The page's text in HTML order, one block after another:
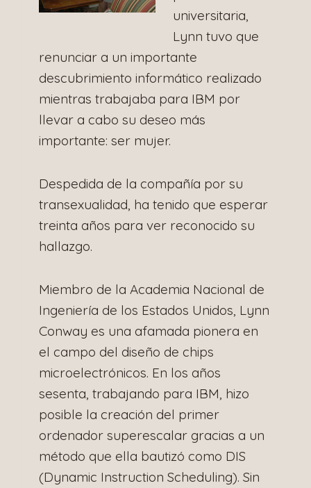
universitaria,
Lynn tuvo que
renunciar a un importante
descubrimiento informático realizado
mientras trabajaba para IBM por
llevar a cabo su deseo más
importante: ser mujer.
Despedida de la compañía por su
transexualidad, ha tenido que esperar
treinta años para ver reconocido su
hallazgo.
Miembro de la Academia Nacional de
Ingeniería de los Estados Unidos, Lynn
Conway es una afamada pionera en
el campo del diseño de chips
microelectrónicos. En los años
sesenta, trabajando para IBM, hizo
posible la creación del primer
ordenador superescalar gracias a un
método que ella bautizó como DIS
(Dynamic Instruction Scheduling). Sin